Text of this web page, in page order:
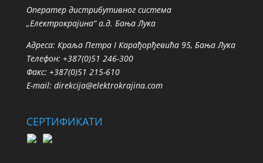
Oператер дистрибутивног система
„Електрокрајина“ а.д. Бања Лука
Адреса: Краља Петра I Карађорђевића 95, Бања Лука
Телефон: +387(0)51 246-300
Факс: +387(0)51 215-610
E-mail: direkcija@elektrokrajina.com
СЕРТИФИКАТИ